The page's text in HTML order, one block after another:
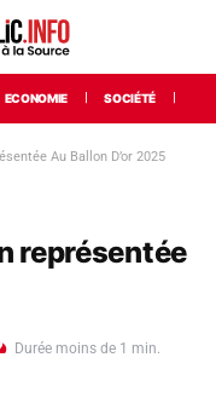
ECONOMIE SOCIÉTÉ
Au Ballon D’or 2025
représentée
Durée moins de 1 min.